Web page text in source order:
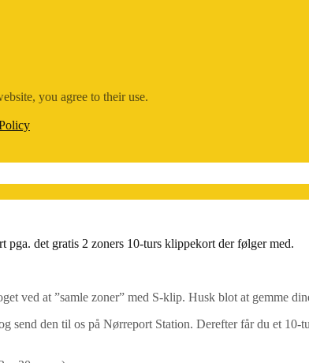
you agree to their use.
pga. det gratis 2 zoners 10-turs klippekort der følger med.
ved at ”samle zoner” med S-klip. Husk blot at gemme
send den til os på Nørreport Station. Derefter får du et